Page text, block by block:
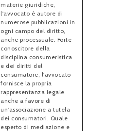
materie giuridiche,
l'avvocato è autore di
numerose pubblicazioni in
ogni campo del diritto,
anche processuale. Forte
conoscitore della
disciplina consumeristica
e dei diritti del
consumatore, l'avvocato
fornisce la propria
rappresentanza legale
anche a favore di
un'associazione a tutela
dei consumatori. Quale
esperto di mediazione e